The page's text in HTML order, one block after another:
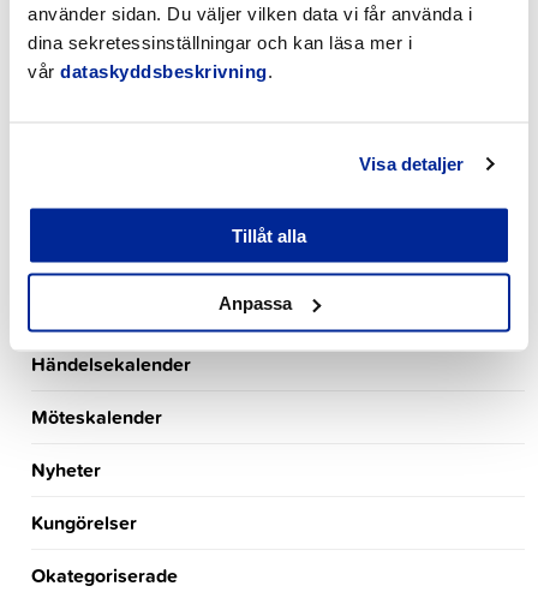
använder sidan. Du väljer vilken data vi får använda i
dina sekretessinställningar och kan läsa mer i
vår dataskyddsbeskrivning
Visa detaljer
Tillåt alla
Anpassa
Nämnden för bildning och välfärd
Kultur- och fritidssektionen
Lediga arbetsplatser
Händelsekalender
Möteskalender
Nyheter
Kungörelser
Okategoriserade